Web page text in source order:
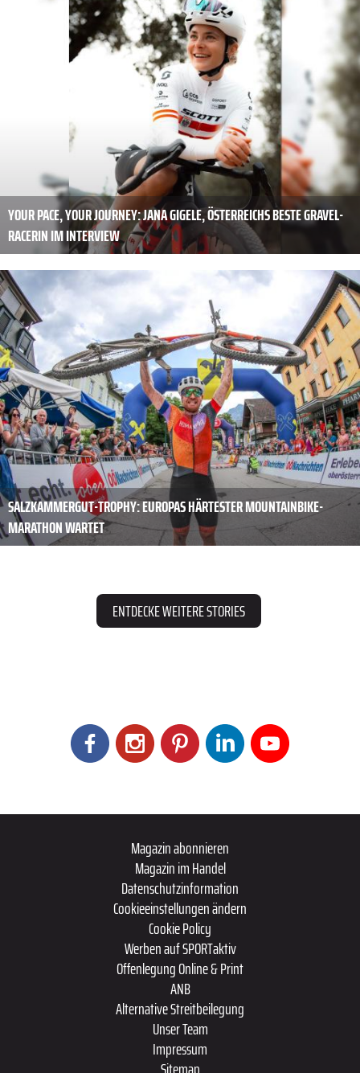
YOUR PACE, YOUR JOURNEY: JANA GIGELE, ÖSTERREICHS BESTE GRAVEL-
RACERIN IM INTERVIEW
SALZKAMMERGUT-TROPHY: EUROPAS HÄRTESTER MOUNTAINBIKE-
MARATHON WARTET
ENTDECKE WEITERE STORIES
Magazin abonnieren
Magazin im Handel
Datenschutzinformation
Cookieeinstellungen ändern
Cookie Policy
Werben auf SPORTaktiv
Offenlegung Online & Print
ANB
Alternative Streitbeilegung
Unser Team
Impressum